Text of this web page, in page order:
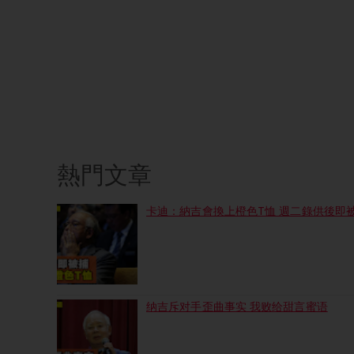
熱門文章
卡迪：納吉會換上橙色T恤 週二錄供後即
纳吉斥对手歪曲事实 我败给甜言蜜语